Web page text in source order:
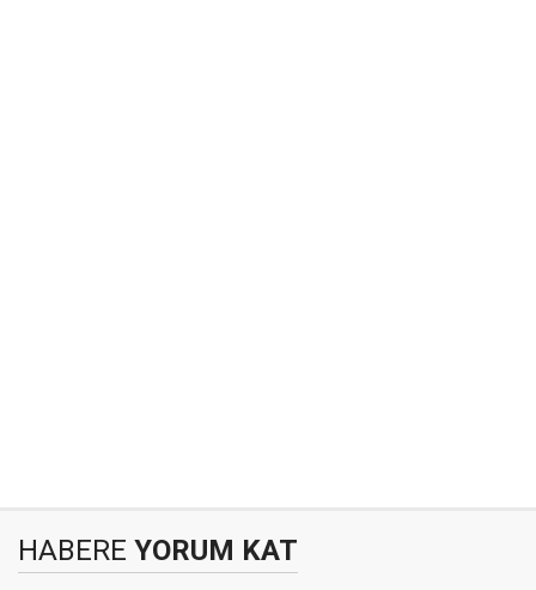
HABERE YORUM KAT